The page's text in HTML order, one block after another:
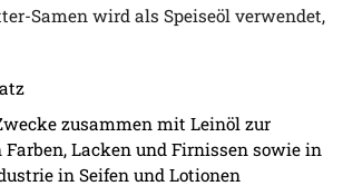
Samen wird als Speiseöl verwendet,
zusammen mit Leinöl zur
Lacken und Firnissen sowie in
in Seifen und Lotionen